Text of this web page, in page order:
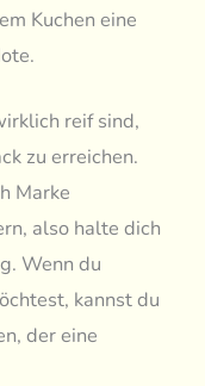
Kuchen eine
reif sind,
zu erreichen.
Marke
also halte dich
Wenn du
kannst du
der eine